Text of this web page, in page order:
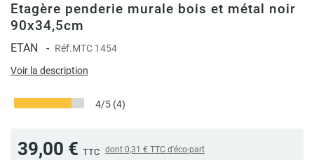
Etagère penderie murale bois et métal noir
90x34,5cm
ETAN - Réf.MTC 1454
Voir la description
4/5 (4)
39,00 € TTC dont 0,31 € TTC d'éco-part